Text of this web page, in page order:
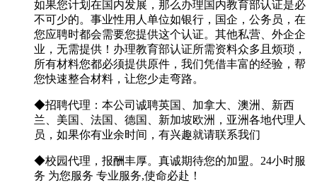
如果您计划在国内发展，那么办理国内教育部认证是必
不可少的。事业性用人单位如银行，国企，公务员，在
您应聘时都会需要您提供这个认证。其他私营、外企企
业，无需提供！办理教育部认证所需资料众多且烦琐，
所有材料您都必须提供原件，我们凭借丰富的经验，帮
您快速整合材料，让您少走弯路。
◆招聘代理：本公司诚聘英国、加拿大、澳洲、新西
兰、美国、法国、德国、新加坡欧洲，亚洲各地代理人
员，如果你有业余时间，有兴趣就请联系我们
◆校园代理，报酬丰厚。真诚期待您的加盟。24小时服
务 为您服务 专业服务,使命必赴！